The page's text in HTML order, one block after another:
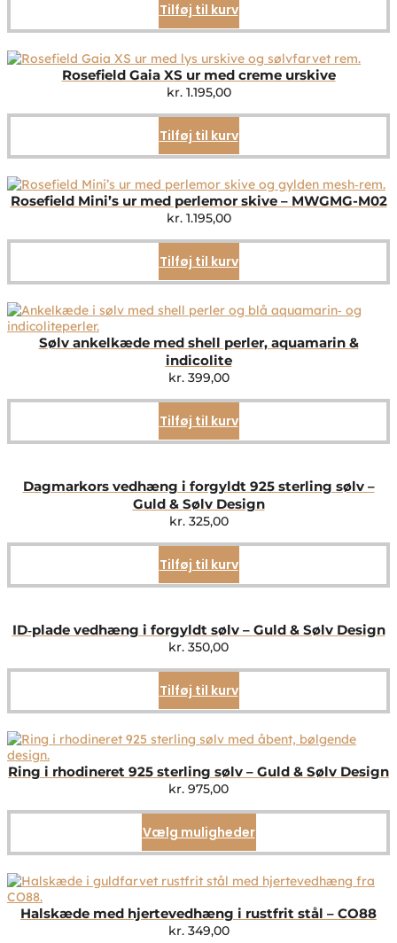
Tilføj til kurv
Rosefield Gaia XS ur med creme urskive
kr.1.195,00
Tilføj til kurv
Rosefield Mini’s ur med perlemor skive – MWGMG-M02
kr.1.195,00
Tilføj til kurv
Sølv ankelkæde med shell perler, aquamarin &
indicolite
kr.399,00
Tilføj til kurv
Dagmarkors vedhæng i forgyldt 925 sterling sølv –
Guld & Sølv Design
kr.325,00
Tilføj til kurv
ID‑plade vedhæng i forgyldt sølv – Guld & Sølv Design
kr. 350,00
Tilføj til kurv
Ring i rhodineret 925 sterling sølv – Guld & Sølv Design
kr. 975,00
Vælg mulighederDette
vare
flere
Mulighederne
Halskæde med hjertevedhæng i rustfrit stål – CO88
kr.349,00